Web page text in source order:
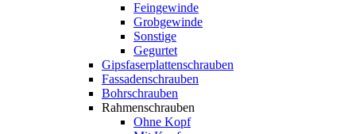
Feingewinde
Grobgewinde
Sonstige
Gegurtet
Gipsfaserplattenschrauben
Fassadenschrauben
Bohrschrauben
Rahmenschrauben
Ohne Kopf